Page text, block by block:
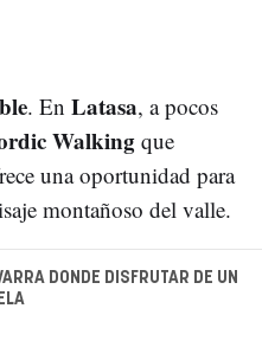
. En Latasa, a pocos
Walkingque
una oportunidad para
montañoso del valle.
DONDE DISFRUTAR DE UN